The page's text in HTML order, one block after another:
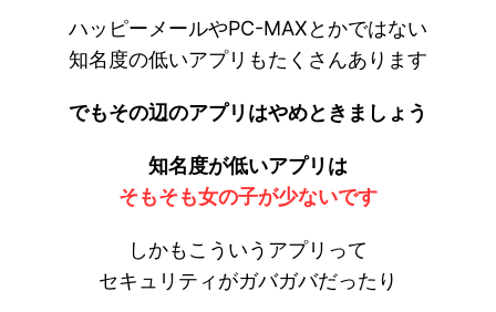
ハッピーメールやPC-MAXとかではない
知名度の低いアプリもたくさんあります
でもその辺のアプリはやめときましょう
知名度が低いアプリは
そもそも女の子が少ないです
しかもこういうアプリって
セキュリティがガバガバだったり